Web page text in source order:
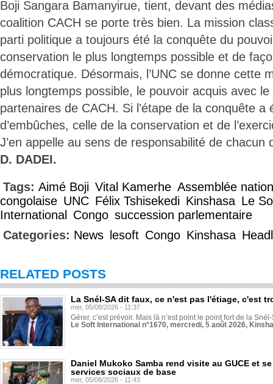
Boji Sangara Bamanyirue, tient, devant des
coalition CACH se porte très bien. La mission
parti politique a toujours été la conquête du
conservation le plus longtemps possible et de
démocratique. Désormais, l’UNC se donne cette
plus longtemps possible, le pouvoir acquis avec
partenaires de CACH. Si l’étape de la conquête a
d’embûches, celle de la conservation et de
J’en appelle au sens de responsabilité de chacun
D. DADEI.
Tags: Aimé Boji Vital Kamerhe Assemblée
congolaise UNC Félix Tshisekedi Kinshasa Le
International
Congo succession parlementaire
Categories: News lesoft Congo Kinshasa
RELATED POSTS
La Snél-SA dit faux, ce n'est pas l'étiage, c'est
mer, 05/08/2026 - 11:37
Gérer, c’est prévoir. Mais là n’est point le point fort de la
Le Soft International n°1670, mercredi, 5 août 2026,
Daniel Mukoko Samba rend visite au GUCE et
services sociaux de base
mer, 05/08/2026 - 11:43